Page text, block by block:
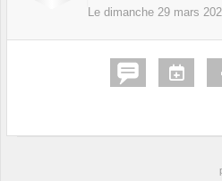
Le dimanche 29 mars